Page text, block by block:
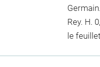
Rey. H.
le